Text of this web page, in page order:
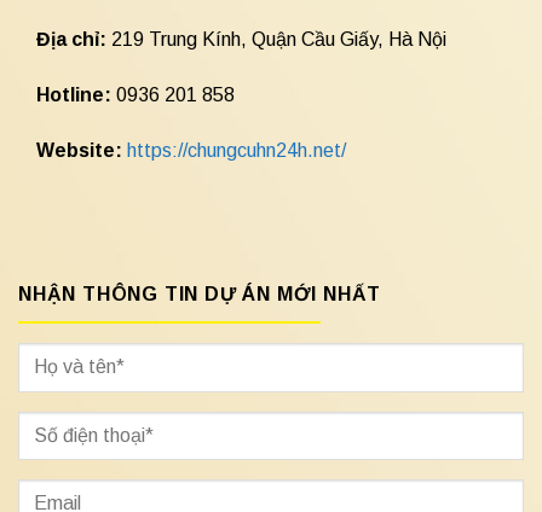
Địa chỉ: 219 Trung Kính, Quận Cầu Giấy, Hà Nội
Hotline: 0936 201 858
Website: https://chungcuhn24h.net/
NHẬN THÔNG TIN DỰ ÁN MỚI NHẤT